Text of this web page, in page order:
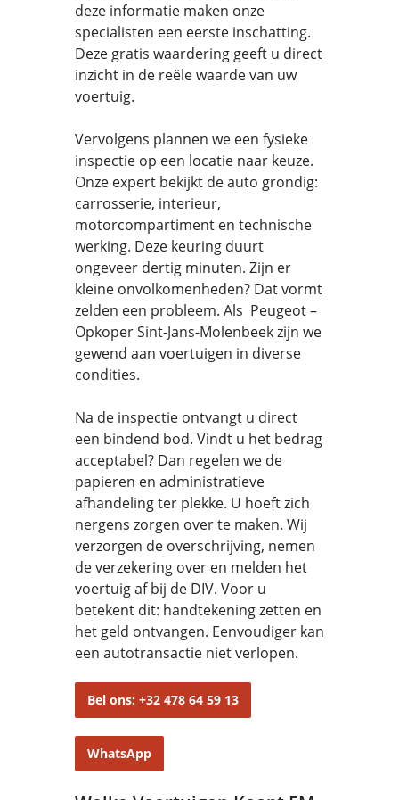
deze informatie maken onze
specialisten een eerste inschatting.
Deze gratis waardering geeft u direct
inzicht in de reële waarde van uw
voertuig.
Vervolgens plannen we een fysieke
inspectie op een locatie naar keuze.
Onze expert bekijkt de auto grondig:
carrosserie, interieur,
motorcompartiment en technische
werking. Deze keuring duurt
ongeveer dertig minuten. Zijn er
kleine onvolkomenheden? Dat vormt
zelden een probleem. Als Peugeot –
Opkoper Sint-Jans-Molenbeek zijn we
gewend aan voertuigen in diverse
condities.
Na de inspectie ontvangt u direct
een bindend bod. Vindt u het bedrag
acceptabel? Dan regelen we de
papieren en administratieve
afhandeling ter plekke. U hoeft zich
nergens zorgen over te maken. Wij
verzorgen de overschrijving, nemen
de verzekering over en melden het
voertuig af bij de DIV. Voor u
betekent dit: handtekening zetten en
het geld ontvangen. Eenvoudiger kan
een autotransactie niet verlopen.
Bel ons: +32 478 64 59 13
WhatsApp